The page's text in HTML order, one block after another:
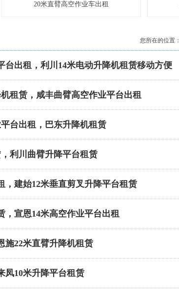
1
20米直臂高空作业车出租
您所在的位置：
台出租，利川14米电动升降机租赁移动方便
租赁，咸丰曲臂高空作业平台出租
台出租，巴东升降机租赁
利川曲臂升降平台租赁
，建始12米垂直剪叉升降平台租赁
，宣恩14米高空作业平台出租
施22米直臂升降机租赁
凤10米升降平台租赁